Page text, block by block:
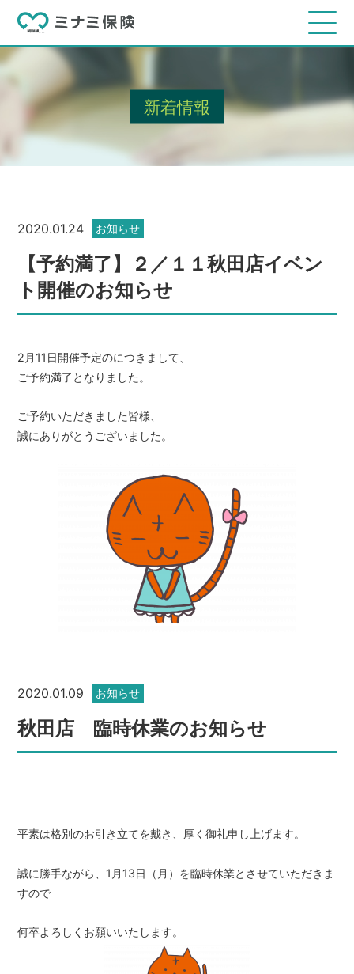
新着情報
2020.01.24 お知らせ
【予約満了】２／１１秋田店イベン
ト開催のお知らせ
2月11日開催予定のにつきまして、
ご予約満了となりました。
ご予約いただきました皆様、
誠にありがとうございました。
2020.01.09 お知らせ
秋田店 臨時休業のお知らせ
平素は格別のお引き立てを戴き、厚く御礼申し上げます。
誠に勝手ながら、1月13日（月）を臨時休業とさせていただきま
すので
何卒よろしくお願いいたします。